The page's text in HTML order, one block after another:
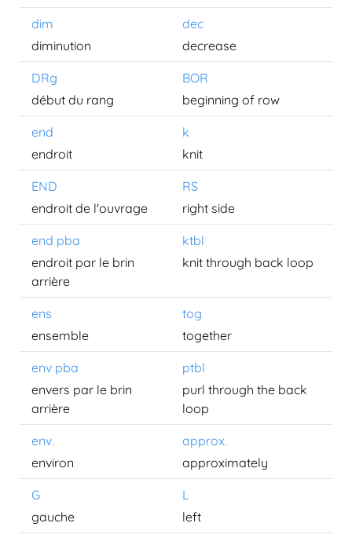
dim
dec
diminution
decrease
DRg
BOR
début du rang
beginning of row
end
k
endroit
knit
END
RS
endroit de l'ouvrage
right side
end pba
ktbl
endroit par le brin
arrière
knit through back loop
ens
tog
ensemble
together
env pba
ptbl
envers par le brin
arrière
purl through the back
loop
env.
approx.
environ
approximately
G
L
gauche
left